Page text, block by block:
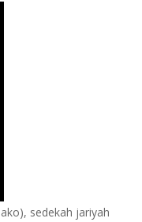
sedekah jariyah